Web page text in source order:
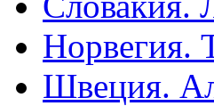
Норвегия.
Швеция.